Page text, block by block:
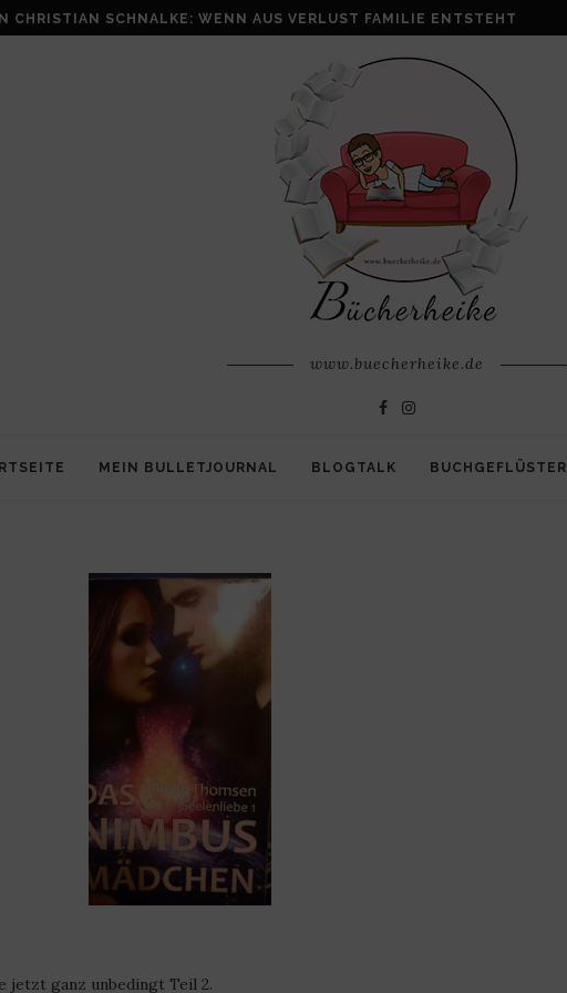
CHRISTIAN SCHNALKE: WENN AUS VERLUST FAMILIE ENTSTEHT
www.buecherheike.de
MEIN BULLETJOURNAL BLOGTALK BUCHGEFLÜSTER
jetzt ganz unbedingt Teil 2.